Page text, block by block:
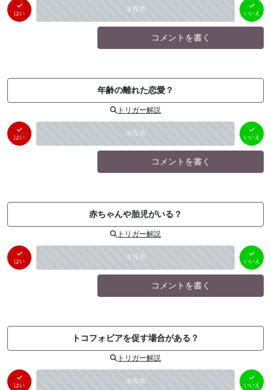
はい 未投票
いいえ
（ 0件）
いいえ
コメントを書く
年齢の離れた恋愛？
トリガー解説
はい 未投票
いいえ
（ 0件）
いいえ
コメントを書く
赤ちゃんや胎児がいる？
トリガー解説
はい 未投票
いいえ
（ 0件）
いいえ
コメントを書く
トコフォビアを促す場合がある？
トリガー解説
はい 未投票
いいえ
（ 0件）
いいえ